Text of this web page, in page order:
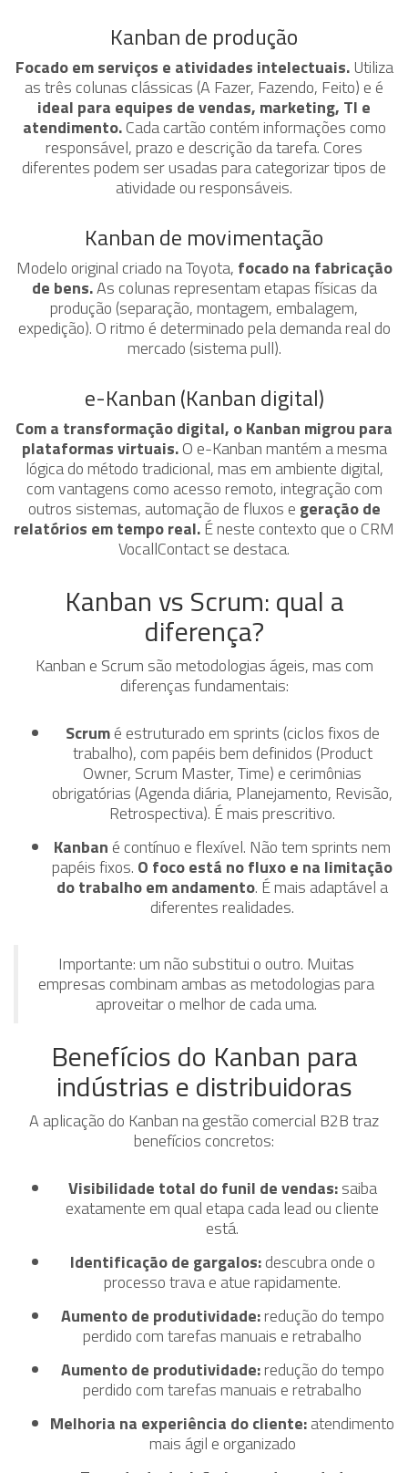
Kanban de produção
Focado em serviços e atividades intelectuais.Utiliza
as três colunas clássicas (A Fazer, Fazendo, Feito) e é
ideal para equipes de vendas, marketing, TI e
atendimento.Cada cartão contém informações como
responsável, prazo e descrição da tarefa. Cores
diferentes podem ser usadas para categorizar tipos de
atividade ou responsáveis.
Kanban de movimentação
Modelo original criado na Toyota, focado na fabricação
de bens.As colunas representam etapas físicas da
produção (separação, montagem, embalagem,
expedição). O ritmo é determinado pela demanda real do
mercado (sistema pull).
e-Kanban (Kanban digital)
Com a transformação digital, o Kanban migrou para
plataformas virtuais.O e-Kanban mantém a mesma
lógica do método tradicional, mas em ambiente digital,
com vantagens como acesso remoto, integração com
outros sistemas, automação de fluxos e geração de
relatórios em tempo real.É neste contexto que o CRM
VocallContact se destaca.
Kanban vs Scrum: qual a
diferença?
Kanban e Scrum são metodologias ágeis, mas com
diferenças fundamentais:
Scrumé estruturado em sprints (ciclos fixos de
trabalho), com papéis bem definidos (Product
Owner, Scrum Master, Time) e cerimônias
obrigatórias (Agenda diária, Planejamento, Revisão,
Retrospectiva). É mais prescritivo.
Kanban é contínuo e flexível. Não tem sprints nem
papéis fixos. O foco está no fluxo e na limitação
do trabalho em andamento. É mais adaptável a
diferentes realidades.
Importante: um não substitui o outro. Muitas
empresas combinam ambas as metodologias para
aproveitar o melhor de cada uma.
Benefícios do Kanban para
indústrias e distribuidoras
A aplicação do Kanban na gestão comercial B2B traz
benefícios concretos:
Visibilidade total do funil de vendas:saiba
exatamente em qual etapa cada lead ou cliente
está.
Identificação de gargalos:descubra onde o
processo trava e atue rapidamente.
Aumento de produtividade:redução do tempo
perdido com tarefas manuais e retrabalho
Aumento de produtividade:redução do tempo
perdido com tarefas manuais e retrabalho
Melhoria na experiência do cliente:atendimento
mais ágil e organizado